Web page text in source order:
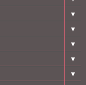
▼
▼
▼
▼
▼